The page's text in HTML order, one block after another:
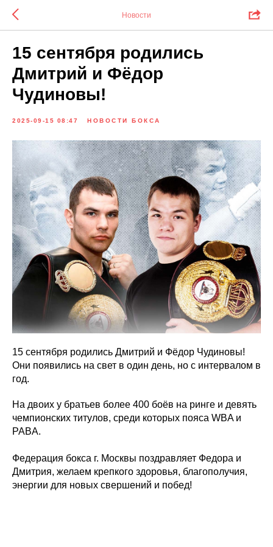
Новости
15 сентября родились
Дмитрий и Фёдор
Чудиновы!
2025-09-15 08:47 НОВОСТИ БОКСА
15 сентября родились Дмитрий и Фёдор Чудиновы!
Они появились на свет в один день, но с интервалом в
год.
На двоих у братьев более 400 боёв на ринге и девять
чемпионских титулов, среди которых пояса WBA и
PABA.
Федерация бокса г. Москвы поздравляет Федора и
Дмитрия, желаем крепкого здоровья, благополучия,
энергии для новых свершений и побед!